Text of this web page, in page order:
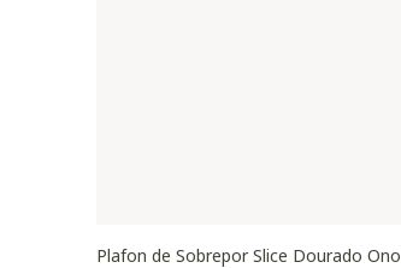
Plafon de Sobrepor Slice Dourado Ono